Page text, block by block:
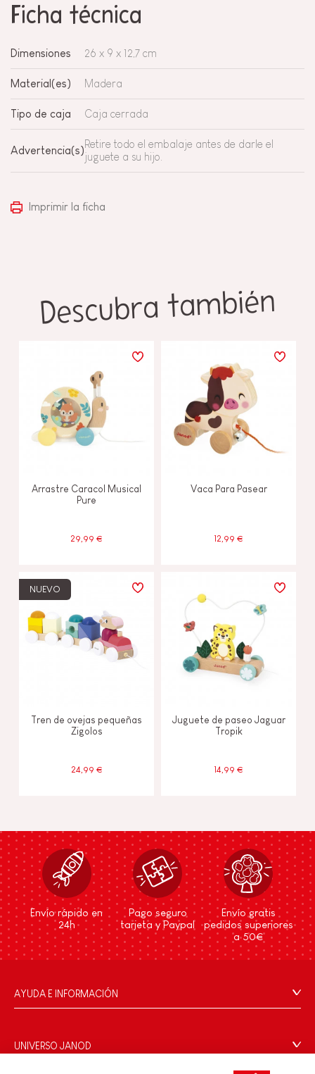
Ficha técnica
Dimensiones 26 x 9 x 12,7 cm
Material(es) Madera
Tipo de caja Caja cerrada
Advertencia(s)
Retire todo el embalaje antes de darle el
juguete a su hijo.
Imprimir la ficha
Descubra también
Arrastre Caracol Musical
Pure
29,99 €
Vaca Para Pasear
12,99 €
NUEVO
Tren de ovejas pequeñas
Zigolos
24,99 €
Juguete de paseo Jaguar
Tropik
14,99 €
Envío rápido en
24h
Pago seguro
tarjeta y Paypal
Envío gratis
pedidos superiores
a 50€
AYUDA E INFORMACIÓN
Preguntas más frecuentes
UNIVERSO JANOD